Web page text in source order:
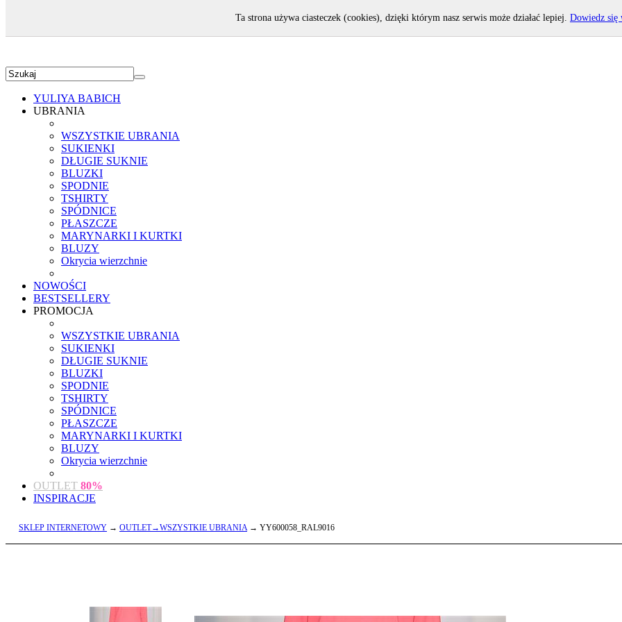
YULIYA BABICH
UBRANIA
WSZYSTKIE UBRANIA
SUKIENKI
DŁUGIE SUKNIE
BLUZKI
SPODNIE
TSHIRTY
SPÓDNICE
PŁASZCZE
MARYNARKI I KURTKI
BLUZY
Okrycia wierzchnie
NOWOŚCI
BESTSELLERY
PROMOCJA
WSZYSTKIE UBRANIA
SUKIENKI
DŁUGIE SUKNIE
BLUZKI
SPODNIE
TSHIRTY
SPÓDNICE
PŁASZCZE
MARYNARKI I KURTKI
BLUZY
Okrycia wierzchnie
OUTLET 80%
INSPIRACJE
SKLEP INTERNETOWY → OUTLET→WSZYSTKIE UBRANIA→ YY600058_RAL9016
Ta strona używa ciasteczek (cookies), dzięki którym nasz serwis może działać lepiej. Dowiedz się